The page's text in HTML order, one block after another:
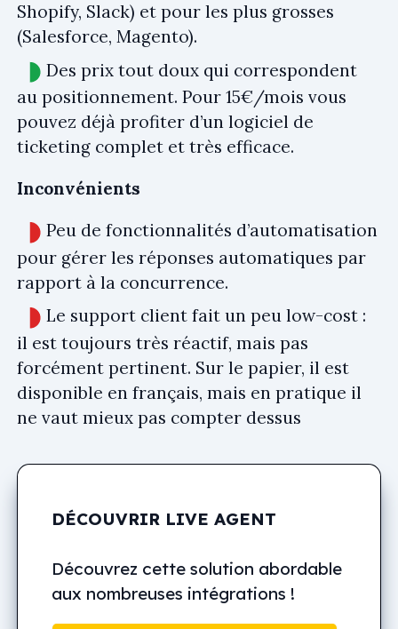
Shopify, Slack) et pour les plus grosses
(Salesforce, Magento).
Des prix tout doux qui correspondent
au positionnement. Pour 15€/mois vous
pouvez déjà profiter d’un logiciel de
ticketing complet et très efficace.
Inconvénients
Peu de fonctionnalités d’automatisation
pour gérer les réponses automatiques par
rapport à la concurrence.
Le support client fait un peu low-cost :
il est toujours très réactif, mais pas
forcément pertinent. Sur le papier, il est
disponible en français, mais en pratique il
ne vaut mieux pas compter dessus
DÉCOUVRIR LIVE AGENT
Découvrez cette solution abordable
aux nombreuses intégrations !